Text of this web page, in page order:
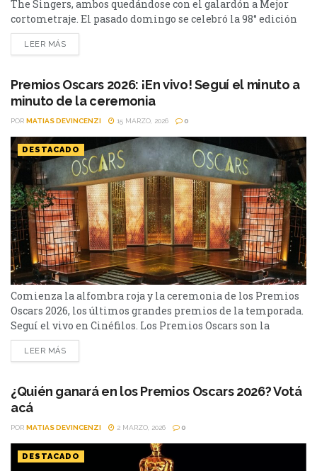
The Singers, ambos quedándose con el galardón a Mejor
cortometraje. El pasado domingo se celebró la 98° edición
de los Premios Oscars. En la misma, The Singers y Two
People Exchanging Saliva compartieron el premio a
historia de los Premios Óscar...
LEER MÁS
Premios Oscars 2026: ¡En vivo! Seguí el minuto a
minuto de la ceremonia
POR MATIAS DEVINCENZI 15 MARZO, 2026 0
DESTACADO
Comienza la alfombra roja y la ceremonia de los Premios
Oscars 2026, los últimos grandes premios de la temporada.
Seguí el vivo en Cinéfilos. Los Premios Oscars son la
ceremonia de premiaciones más importantes de la
industria cinematográfica, por lo que crea gran expectativa
se llevará a cabo hoy....
LEER MÁS
¿Quién ganará en los Premios Oscars 2026? Votá
acá
POR MATIAS DEVINCENZI 2 MARZO, 2026 0
DESTACADO